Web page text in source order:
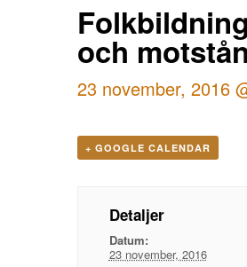
och
23 november, 2016
+ GOOGLE CALENDAR
Detaljer
Datum:
23 november, 2016